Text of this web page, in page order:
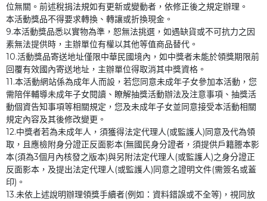
位無關。前述稅捐法規如有更新或變動者，依修正後之規定辦理。
本活動獎品不得要求轉換、轉讓或折換現金。
9.本活動獎品悉以實物為準，恕無法挑選，如遇缺貨或不可抗力之因
素無法提供時，主辦單位有權以其他等值商品替代。
10.活動獎品寄送地址僅限中華民國境內，如中獎者未能於領獎期限前
回覆有效國內寄送地址，主辦單位得取消其中獎資格。
11.本活動網站係為成年人而設，若您同意未成年子女參加本活動，您
需陪伴輔導未成年子女閱讀、瞭解抽獎活動辦法及注意事項、抽獎活
動個資告知事項等相關規定，您及未成年子女並同意接受本活動相關
規定內容及其後修改變更。
12.中獎者若為未成年人，須獲得法定代理人(或監護人)同意及代為領
取，且應檢附身分證正反面影本(無國民身分證者，須提供戶籍謄本影
本(須為3個月內核發之版本)與另附法定代理人(或監護人)之身分證正
反面影本，及提出法定代理人(或監護人)同意之證明文件(需簽名或蓋
印)。
13.未依上述說明辦理領獎手續者(例如：資料錯誤或不全等)，視同放